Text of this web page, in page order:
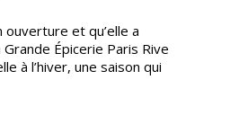
ouverture et qu’elle a
Épicerie Paris Rive
à l’hiver, une saison qui